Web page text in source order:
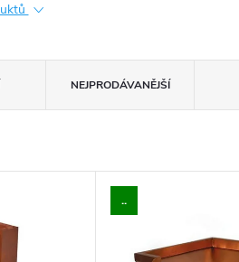
NEJPRODÁVANĚJŠÍ
..